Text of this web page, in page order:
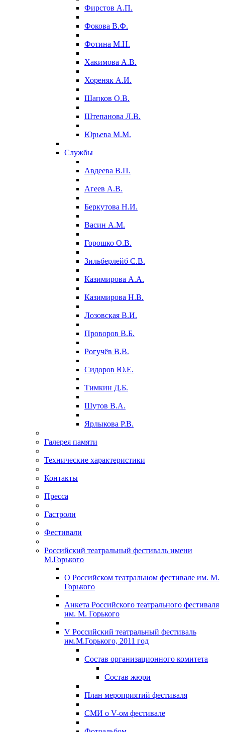
Фирстов А.П.
Фокова В.Ф.
Фотина М.Н.
Хакимова А.В.
Хореняк А.И.
Шапков О.В.
Штепанова Л.В.
Юрьева М.М.
Службы
Авдеева В.П.
Агеев А.В.
Беркутова Н.И.
Васин А.М.
Горошко О.В.
Зильберлейб С.В.
Казимирова А.А.
Казимирова Н.В.
Лозовская В.И.
Проворов В.Б.
Рогучёв В.В.
Сидоров Ю.Е.
Тимкин Д.Б.
Шутов В.А.
Ярлыкова Р.В.
Галерея памяти
Технические характеристики
Контакты
Пресса
Гастроли
Фестивали
Российский театральный фестиваль имени
М.Горького
О Российском театральном фестивале им. М.
Горького
Анкета Российского театрального фестиваля
им. М. Горького
V Российский театральный фестиваль
им.М.Горького, 2011 год
Состав организационного комитета
Состав жюри
План мероприятий фестиваля
СМИ о V-ом фестивале